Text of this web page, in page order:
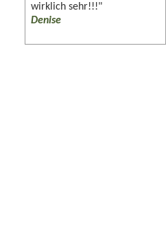
wirklich sehr!!!"
Denise